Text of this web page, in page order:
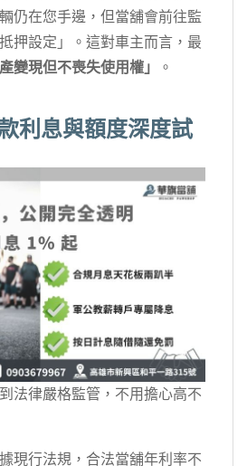
仍在您手邊，但當舖會前往監
押設定」。這對車主而言，最
產變現但不喪失使用權」 。
利息與額度深度試
法律嚴格監管，不用擔心高不
現行法規，合法當舖年利率不